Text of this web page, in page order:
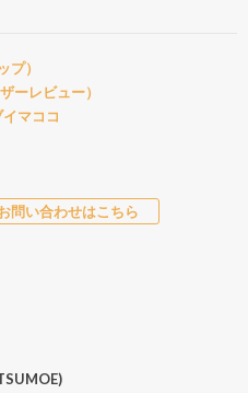
プ）
ーレビュー）
マココ
問い合わせはこちら